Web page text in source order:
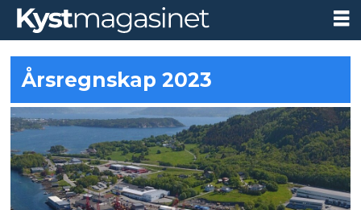
Årsregnskap 2023